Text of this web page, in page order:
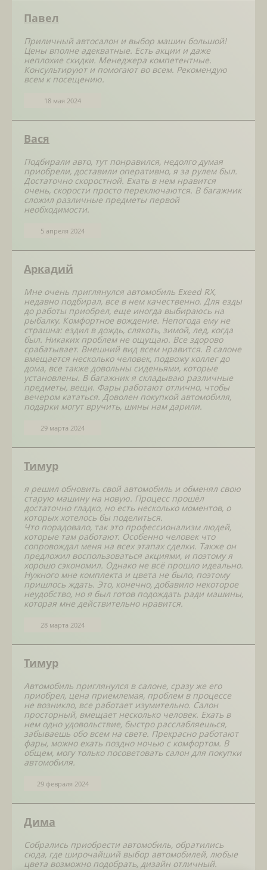
Павел
Приличный автосалон и выбор машин большой!
Цены вполне адекватные. Есть акции и даже
неплохие скидки. Менеджера компетентные.
Консультируют и помогают во всем. Рекомендую
всем к посещению.
18 мая 2024
Вася
Подбирали авто, тут понравился, недолго думая
приобрели, доставили оперативно, я за рулем был.
Достаточно скоростной. Ехать в нем нравится
очень, скорости просто переключаются. В багажник
сложил различные предметы первой
необходимости.
5 апреля 2024
Аркадий
Мне очень приглянулся автомобиль Exeed RX,
недавно подбирал, все в нем качественно. Для езды
до работы приобрел, еще иногда выбираюсь на
рыбалку. Комфортное вождение. Непогода ему не
страшна: ездил в дождь, слякоть, зимой, лед, когда
был. Никаких проблем не ощущаю. Все здорово
срабатывает. Внешний вид всем нравится. В салоне
вмещается несколько человек, подвожу коллег до
дома, все также довольны сиденьями, которые
установлены. В багажник я складываю различные
предметы, вещи. Фары работают отлично, чтобы
вечером кататься. Доволен покупкой автомобиля,
подарки могут вручить, шины нам дарили.
29 марта 2024
Тимур
я решил обновить свой автомобиль и обменял свою
старую машину на новую. Процесс прошёл
достаточно гладко, но есть несколько моментов, о
которых хотелось бы поделиться.
Что порадовало, так это профессионализм людей,
которые там работают. Особенно человек что
сопровождал меня на всех этапах сделки. Также он
предложил воспользоваться акциями, и поэтому я
хорошо сэкономил. Однако не всё прошло идеально.
Нужного мне комплекта и цвета не было, поэтому
пришлось ждать. Это, конечно, добавило некоторое
неудобство, но я был готов подождать ради машины,
которая мне действительно нравится.
28 марта 2024
Тимур
Автомобиль приглянулся в салоне, сразу же его
приобрел, цена приемлемая, проблем в процессе
не возникло, все работает изумительно. Салон
просторный, вмещает несколько человек. Ехать в
нем одно удовольствие, быстро расслабляешься,
забываешь обо всем на свете. Прекрасно работают
фары, можно ехать поздно ночью с комфортом. В
общем, могу только посоветовать салон для покупки
автомобиля.
29 февраля 2024
Дима
Собрались приобрести автомобиль, обратились
сюда, где широчайший выбор автомобилей, любые
цвета возможно подобрать, дизайн отличный.